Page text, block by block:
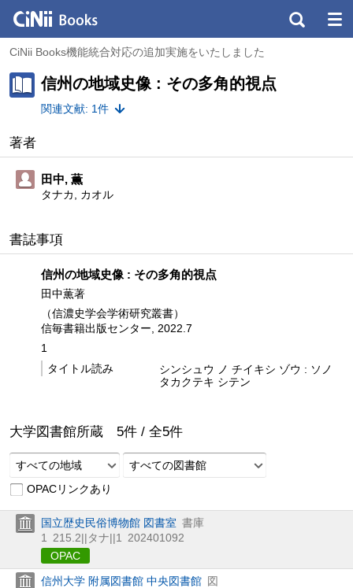
CiNii Books機能統合対応の追加実施をいたしました
信州の地域史像 : その多角的視点
関連文献: 1件
著者
田中, 薫
タナカ, カオル
書誌事項
信州の地域史像 : その多角的視点
田中薫著
（信濃史学会学術研究叢書）
信毎書籍出版センター, 2022.7
1
タイトル読み
シンシュウ ノ チイキシ ゾウ : ソノ
タカクテキ シテン
大学図書館所蔵 5件 / 全5件
すべての地域
すべての図書館
OPACリンクあり
国立歴史民俗博物館 図書室 書庫
1
215.2||タナ||1
202401092
OPAC
信州大学 附属図書館 中央図書館 図